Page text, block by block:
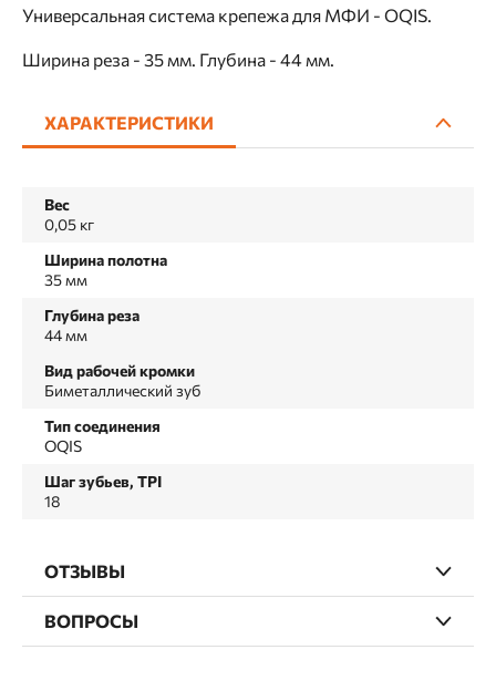
Универсальная система крепежа для МФИ - OQIS.
Ширина реза - 35 мм. Глубина - 44 мм.
ХАРАКТЕРИСТИКИ
Вес
0,05 кг
Ширина полотна
35 мм
Глубина реза
44 мм
Вид рабочей кромки
Биметаллический зуб
Тип соединения
OQIS
Шаг зубьев, TPI
18
ОТЗЫВЫ
ВОПРОСЫ